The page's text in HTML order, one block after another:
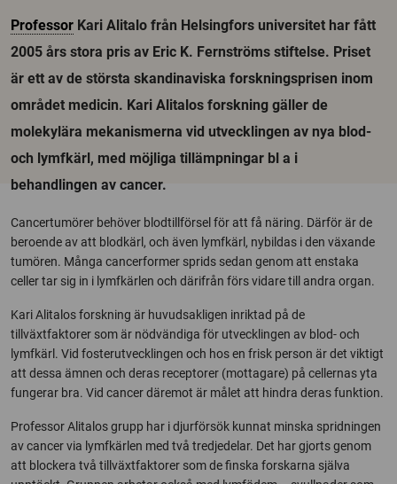
Professor Kari Alitalo från Helsingfors universitet har fått
2005 års stora pris av Eric K. Fernströms stiftelse. Priset
är ett av de största skandinaviska forskningsprisen inom
området medicin. Kari Alitalos forskning gäller de
molekylära mekanismerna vid utvecklingen av nya blod-
och lymfkärl, med möjliga tillämpningar bl a i
behandlingen av cancer.
Cancertumörer behöver blodtillförsel för att få näring. Därför är de
beroende av att blodkärl, och även lymfkärl, nybildas i den växande
tumören. Många cancerformer sprids sedan genom att enstaka
celler tar sig in i lymfkärlen och därifrån förs vidare till andra organ.
Kari Alitalos forskning är huvudsakligen inriktad på de
tillväxtfaktorer som är nödvändiga för utvecklingen av blod- och
lymfkärl. Vid fosterutvecklingen och hos en frisk person är det viktigt
att dessa ämnen och deras receptorer (mottagare) på cellernas yta
fungerar bra. Vid cancer däremot är målet att hindra deras funktion.
Professor Alitalos grupp har i djurförsök kunnat minska spridningen
av cancer via lymfkärlen med två tredjedelar. Det har gjorts genom
att blockera två tillväxtfaktorer som de finska forskarna själva